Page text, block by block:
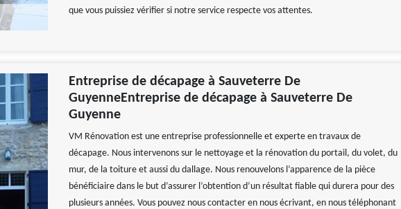
que vous puissiez vérifier si notre service respecte vos attentes.
Entreprise de décapage à Sauveterre De
GuyenneEntreprise de décapage à Sauveterre De
Guyenne
VM Rénovation est une entreprise professionnelle et experte en travaux de
décapage. Nous intervenons sur le nettoyage et la rénovation du portail, du volet, du
mur, de la toiture et aussi du dallage. Nous renouvelons l’apparence de la pièce
bénéficiaire dans le but d’assurer l’obtention d’un résultat fiable qui durera pour des
plusieurs années. Vous pouvez nous contacter en nous écrivant, en nous téléphonant